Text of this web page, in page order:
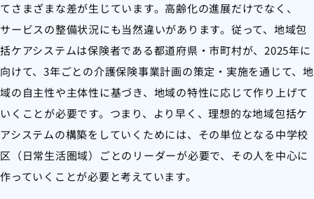
てさまざまな差が生じています。高齢化の進展だけでなく、
サービスの整備状況にも当然違いがあります。従って、地域包
括ケアシステムは保険者である都道府県・市町村が、2025年に
向けて、3年ごとの介護保険事業計画の策定・実施を通じて、地
域の自主性や主体性に基づき、地域の特性に応じて作り上げて
いくことが必要です。つまり、より早く、理想的な地域包括ケ
アシステムの構築をしていくためには、その単位となる中学校
区（日常生活圏域）ごとのリーダーが必要で、その人を中心に
作っていくことが必要と考えています。